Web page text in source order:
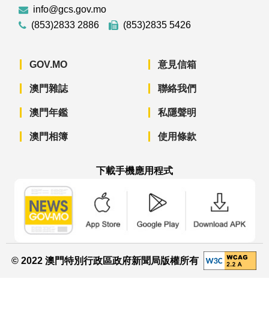
info@gcs.gov.mo
(853)2833 2886
(853)2835 5426
GOV.MO
澳門雜誌
澳門年鑑
澳門相簿
意見信箱
聯絡我們
私隱聲明
使用條款
下載手機應用程式
© 2022 澳門特別行政區政府新聞局版權所有